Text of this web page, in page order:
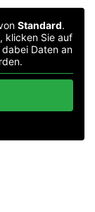
Standard.
klicken Sie auf
Daten an